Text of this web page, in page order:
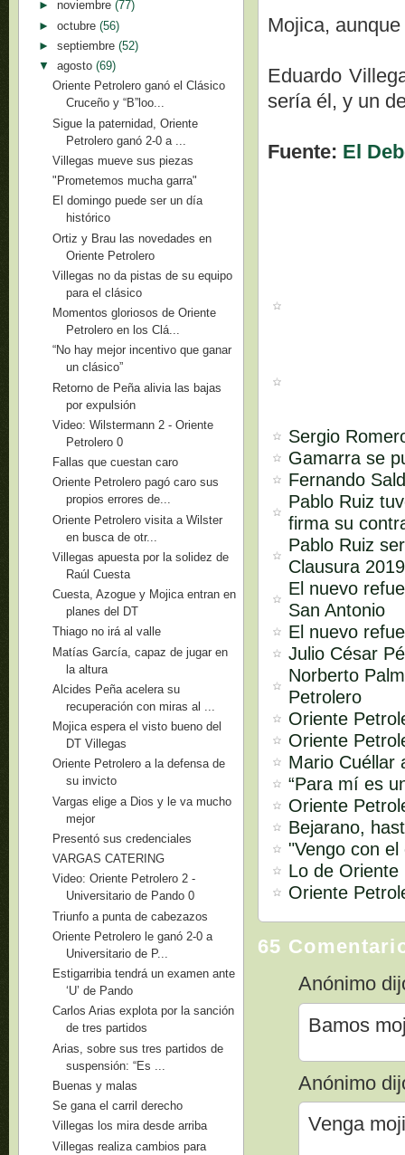
Mojica,
Eduardo
sería él, y un
Fuente: El
Sergio
Gamarra se
Fernando
Pablo Ruiz
firma su
Pablo Ruiz
Clausura 2019
El nuevo
San Antonio
El nuevo
Julio César
Norberto
Petrolero
Oriente
Oriente
Mario Cuéllar
“Para mí es
Oriente
Bejarano,
"Vengo con
Lo de
Oriente
65
Anónimo
Bamos
Anónimo
Venga
► noviembre (77)
► octubre (56)
► septiembre (52)
▼ agosto (69)
Oriente Petrolero ganó el Clásico
Cruceño y “B”loo...
Sigue la paternidad, Oriente
Petrolero ganó 2-0 a ...
Villegas mueve sus piezas
"Prometemos mucha garra"
El domingo puede ser un día
histórico
Ortiz y Brau las novedades en
Oriente Petrolero
Villegas no da pistas de su equipo
para el clásico
Momentos gloriosos de Oriente
Petrolero en los Clá...
“No hay mejor incentivo que ganar
un clásico”
Retorno de Peña alivia las bajas
por expulsión
Video: Wilstermann 2 - Oriente
Petrolero 0
Fallas que cuestan caro
Oriente Petrolero pagó caro sus
propios errores de...
Oriente Petrolero visita a Wilster
en busca de otr...
Villegas apuesta por la solidez de
Raúl Cuesta
Cuesta, Azogue y Mojica entran en
planes del DT
Thiago no irá al valle
Matías García, capaz de jugar en
la altura
Alcides Peña acelera su
recuperación con miras al ...
Mojica espera el visto bueno del
DT Villegas
Oriente Petrolero a la defensa de
su invicto
Vargas elige a Dios y le va mucho
mejor
Presentó sus credenciales
VARGAS CATERING
Video: Oriente Petrolero 2 -
Universitario de Pando 0
Triunfo a punta de cabezazos
Oriente Petrolero le ganó 2-0 a
Universitario de P...
Estigarribia tendrá un examen ante
‘U’ de Pando
Carlos Arias explota por la sanción
de tres partidos
Arias, sobre sus tres partidos de
suspensión: “Es ...
Buenas y malas
Se gana el carril derecho
Villegas los mira desde arriba
Villegas realiza cambios para